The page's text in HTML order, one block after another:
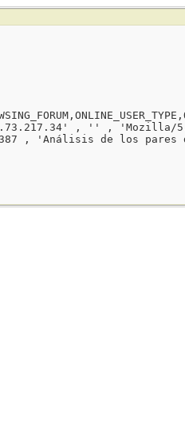
, '' , 'Mozilla/5.0
, 'Análisis de los